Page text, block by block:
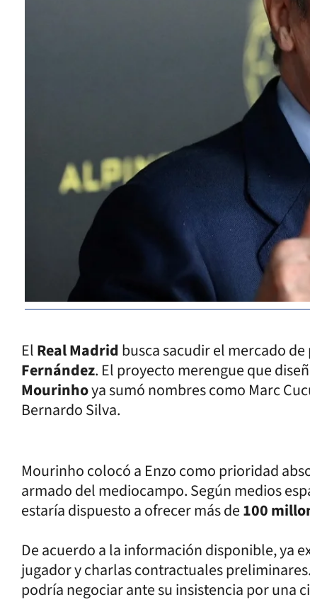
ElReal Madridbusca sacudir el mercado
Fernández. El proyecto merengue que
Mourinhoya sumó nombres como Marc
Bernardo Silva.
Mourinho colocó a Enzo como prioridad
armado del mediocampo. Según medios
estaría dispuesto a ofrecer más de100
De acuerdo a la información disponible, ya
jugador y charlas contractuales preliminares.
podría negociar ante su insistencia por una